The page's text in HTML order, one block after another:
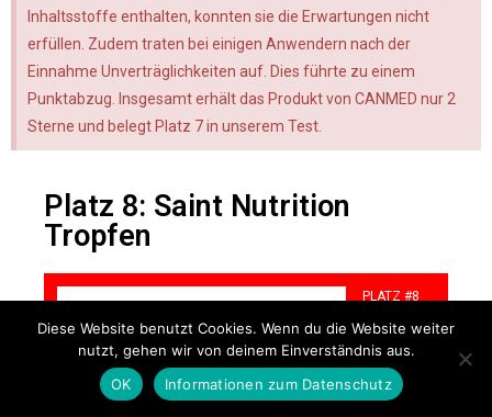
Inhaltsstoffe enthalten, konnten sie die Erwartungen nicht
erfüllen. Zudem traten bei einigen Anwendern nach der
Einnahme Unverträglichkeiten auf. Dies führte zu einem
Punktabzug. Insgesamt erhält das Produkt von CANMED nur 2
Sterne und belegt Platz 7 in unserem Test.
Platz 8: Saint Nutrition
Tropfen
PLATZ #8
Diese Website benutzt Cookies. Wenn du die Website weiter
nutzt, gehen wir von deinem Einverständnis aus.
OK
Informationen zum Datenschutz